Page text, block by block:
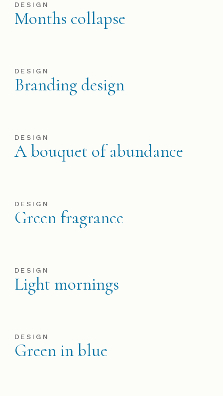
DESIGN
Months collapse
DESIGN
Branding design
DESIGN
A bouquet of abundance
DESIGN
Green fragrance
DESIGN
Light mornings
DESIGN
Green in blue